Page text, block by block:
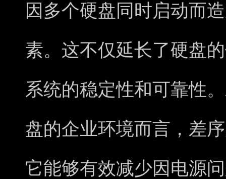
因多个硬盘同时启动而
素。这不仅延长了硬盘
系统的稳定性和可靠性
盘的企业环境而言，差
它能够有效减少因电源